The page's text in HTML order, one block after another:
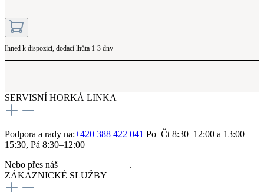
Ihned k dispozici, dodací lhůta 1-3 dny
SERVISNÍ HORKÁ LINKA
Podpora a rady na:+420 388 422 041 Po–Čt 8:30–12:00 a 13:00–
15:30, Pá 8:30–12:00
Nebo přes náš
.
ZÁKAZNICKÉ SLUŽBY